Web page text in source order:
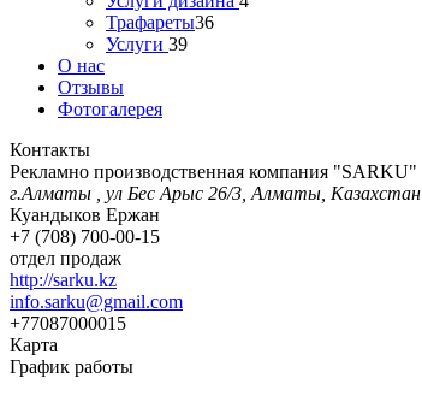
Трафареты36
Услуги 39
О нас
Отзывы
Фотогалерея
Контакты
Рекламно производственная компания "SARKU"
г.Алматы , ул Бес Арыс 26/3, Алматы, Казахстан
Куандыков Ержан
+7 (708) 700-00-15
отдел продаж
http://sarku.kz
info.sarku@gmail.com
+77087000015
Карта
График работы